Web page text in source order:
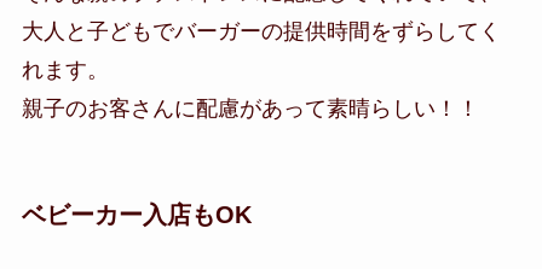
大人と子どもでバーガーの提供時間をずらしてく
れます。
親子のお客さんに配慮があって素晴らしい！！
ベビーカー入店もOK